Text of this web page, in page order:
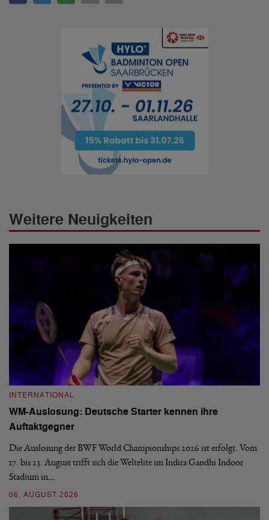
Weitere Neuigkeiten
INTERNATIONAL
WM-Auslosung: Deutsche Starter kennen ihre
Auftaktgegner
Die Auslosung der BWF World Championships 2026 ist erfolgt. Vom
17. bis 23. August trifft sich die Weltelite im Indira Gandhi Indoor
Stadium in…
06. AUGUST 2026